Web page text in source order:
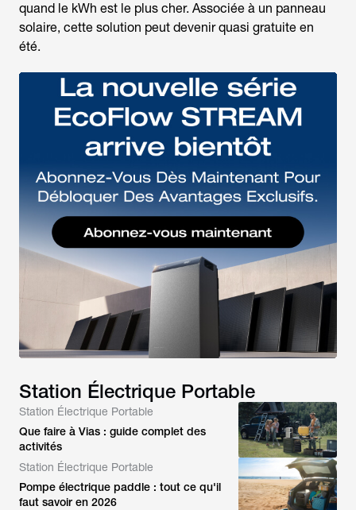
quand le kWh est le plus cher. Associée à un panneau
solaire, cette solution peut devenir quasi gratuite en
été.
Station Électrique Portable
Station Électrique Portable
Que faire à Vias : guide complet des
activités
Station Électrique Portable
Pompe électrique paddle : tout ce qu'il
faut savoir en 2026